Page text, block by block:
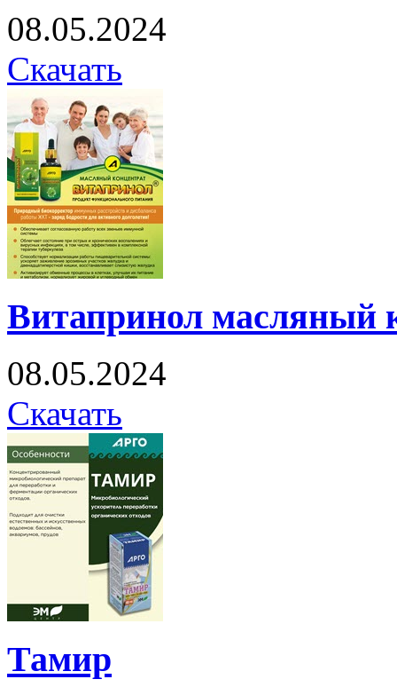
08.05.2024
Скачать
Витапринол масляный
08.05.2024
Скачать
Тамир